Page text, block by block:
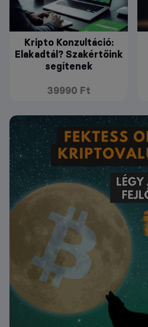
Kripto Konzultáció:
Elakadtál? Szakértőink
segítenek
39990 Ft